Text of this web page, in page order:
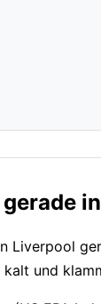
Liverpool
kalt und